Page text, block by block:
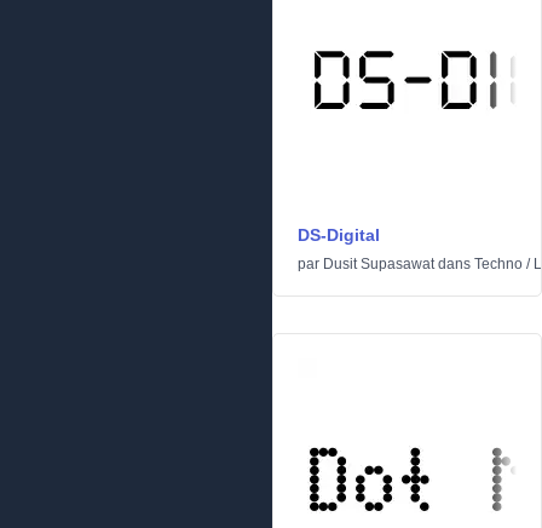
DS-Digital
par Dusit Supasawatdans Techno /